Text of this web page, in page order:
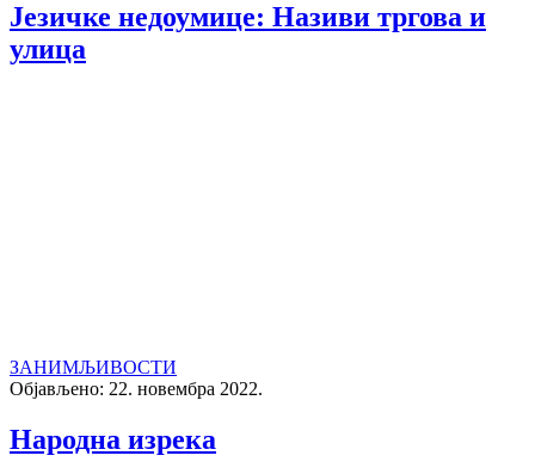
Језичке недоумице: Називи тргова и
улица
ЗАНИМЉИВОСТИ
Објављено: 22. новембра 2022.
Народнa изрекa